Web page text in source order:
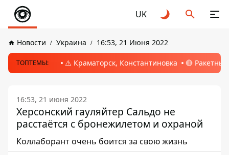
UK
Новости Украина 16:53, 21 Июня 2022
ТОПТЕМЫ: ⚠️ Краматорск, Константиновка 🔴
16:53, 21 июня 2022
Херсонский гауляйтер Сальдо не
расстаётся с бронежилетом и охраной
Коллаборант очень боится за свою жизнь